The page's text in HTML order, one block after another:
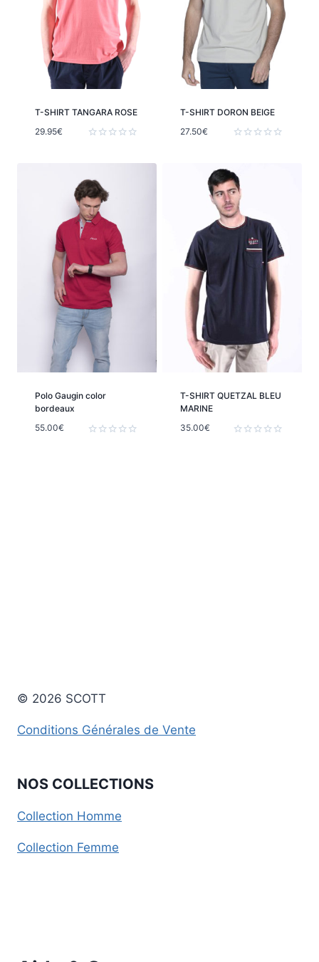
T-SHIRT TANGARA ROSE
5
29.95€
T-SHIRT DORON BEIGE
5
27.50€
Polo Gaugin color
bordeaux
55.00€
T-SHIRT QUETZAL BLEU
MARINE
35.00€
© 2026 SCOTT
Conditions Générales de Vente
NOS COLLECTIONS
Collection Homme
Collection Femme